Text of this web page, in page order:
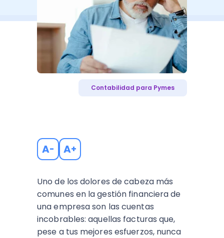
Contabilidad para Pymes
A- A+
Uno de los dolores de cabeza más
comunes en la gestión financiera de
una empresa son las cuentas
incobrables: aquellas facturas que,
pese a tus mejores esfuerzos, nunca